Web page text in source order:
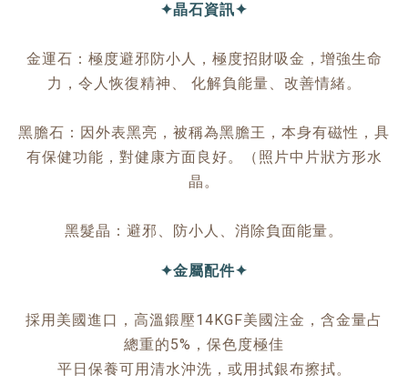
✦晶石資訊✦
金運石：極度避邪防小人，極度招財吸金，增強生命
力，令人恢復精神、 化解負能量、改善情緒。
黑膽石：因外表黑亮，被稱為黑膽王，本身有磁性，具
有保健功能，對健康方面良好。（照片中片狀方形水
晶。
黑髮晶：避邪、防小人、消除負面能量。
✦金屬配件✦
採用美國進口，高溫鍛壓14KGF美國注金，含金量占
總重的5%，保色度極佳
平日保養可用清水沖洗，或用拭銀布擦拭。